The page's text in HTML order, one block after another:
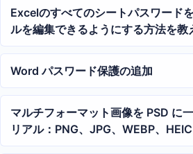
Excelのすべてのシートパスワード
ルを編集できるようにする方法を教
Word パスワード保護の追加
マルチフォーマット画像を PSD に
リアル：PNG、JPG、WEBP、
換